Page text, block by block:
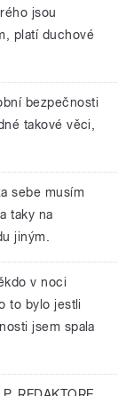
jsou
platí duchové
bezpečnosti
takové věci,
sebe musím
taky na
jiným.
v noci
to bylo jestli
jsem spala